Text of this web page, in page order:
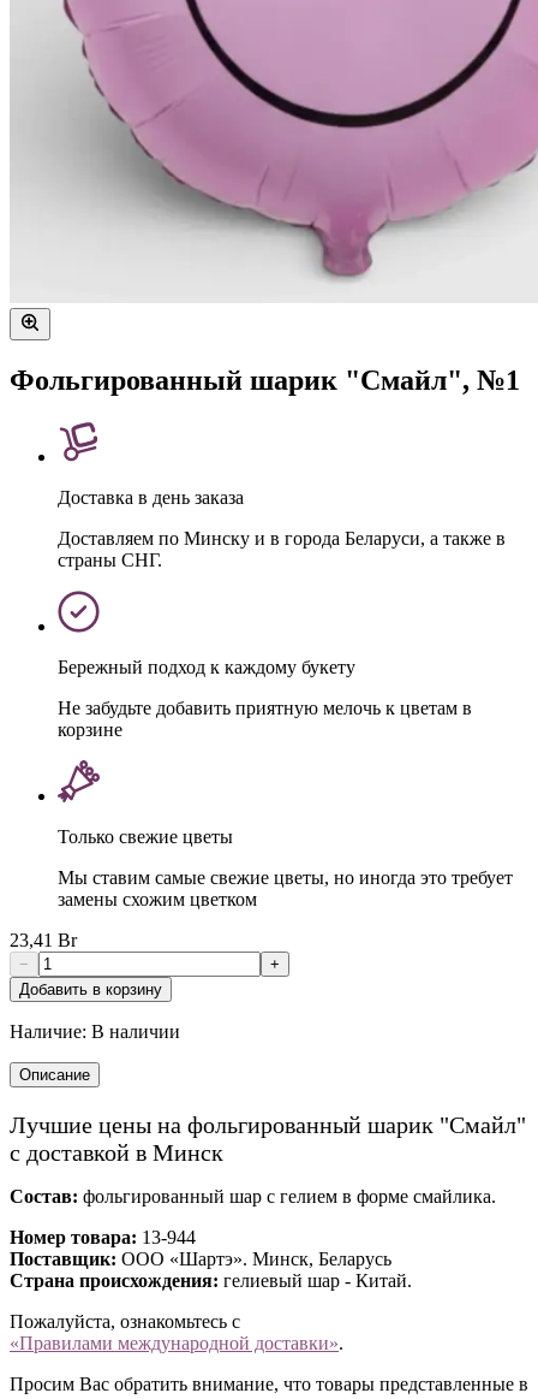
Фольгированный шарик "Смайл", №1
Доставка в день заказа
Доставляем по Минску и в города Беларуси, а также в
страны СНГ.
Бережный подход к каждому букету
Не забудьте добавить приятную мелочь к цветам в
корзине
Только свежие цветы
Мы ставим самые свежие цветы, но иногда это требует
замены схожим цветком
23,41 Br
−
+
Добавить в корзину
Наличие: В наличии
Описание
Лучшие цены на фольгированный шарик "Смайл"
с доставкой в Минск
Состав: фольгированный шар с гелием в форме смайлика.
Номер товара: 13-944
Поставщик: ООО «Шартэ». Минск, Беларусь
Страна происхождения: гелиевый шар - Китай.
Пожалуйста, ознакомьтесь с
«Правилами международной доставки».
Просим Вас обратить внимание, что товары представленные в